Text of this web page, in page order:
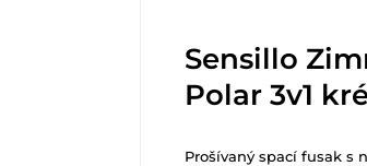
Sensillo
Polar 3v1
Prošívaný spací fusak s